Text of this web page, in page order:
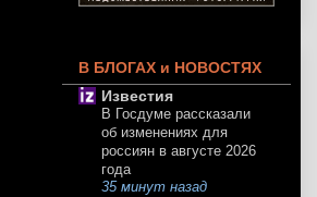
В БЛОГАХ и НОВОСТЯХ
Известия
В Госдуме рассказали
об изменениях для
россиян в августе 2026
года
35 минут назад